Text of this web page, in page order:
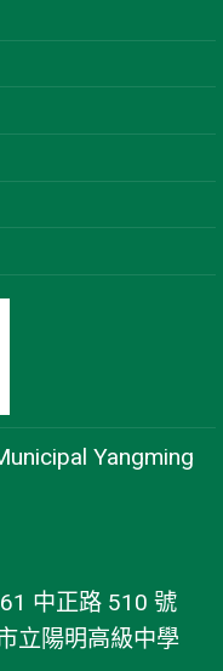
Yangming
中正路 510 號
立陽明高級中學